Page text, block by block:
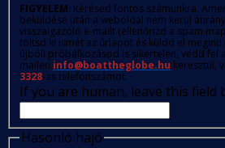
FIGYELEM: Kérésed fontos számunkra.
beküldése után a weboldal nem kerül
visszaigazoló e-mailt (ellenőrizd a spam
töltsd ki ismét az űrlapot és küldd el megint!
újbóli próbálkozásod is sikertelen, vedd fel
mailen info@boattheglobe.hu keresztül,
3328-as telefonszámot.
If you are human, leave this field
Hasonló hajó